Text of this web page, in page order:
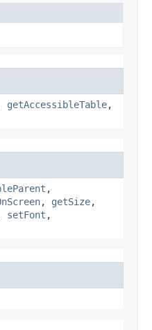
getAccessibleTable,
,
, getSize,
setFont ,